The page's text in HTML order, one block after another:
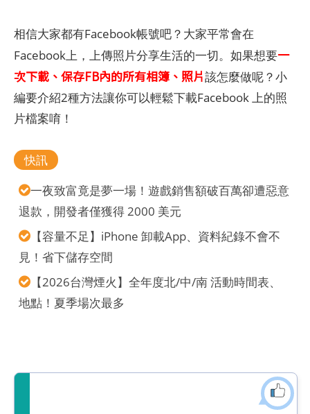
相信大家都有Facebook帳號吧？大家平常會在
Facebook上，上傳照片分享生活的一切。如果想要一
次下載、保存FB內的所有相簿、照片該怎麼做呢？小
編要介紹2種方法讓你可以輕鬆下載Facebook 上的照
片檔案唷！
快訊
一夜致富竟是夢一場！遊戲銷售額破百萬卻遭惡意
退款，開發者僅獲得 2000 美元
【容量不足】iPhone 卸載App、資料紀錄不會不
見！省下儲存空間
【2026台灣煙火】全年度北/中/南 活動時間表、
地點！夏季場次最多